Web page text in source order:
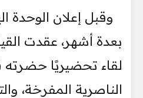
وقبل إعلان الوحدة
بعدة أشهر، عقدت
لقاء تحضيريًا حضرته
الناصرية المفرخة،